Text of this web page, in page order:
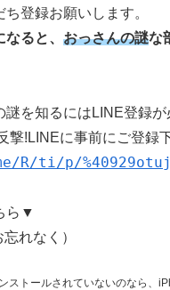
登録お願いします。
ると、 おっさんの謎な
を知るにはLINE登録が
撃!LINEに事前にご登録
R/ti/p/
ら▼
れなく）
ストールされていないのなら、